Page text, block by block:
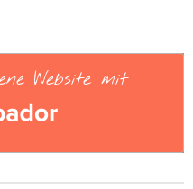
Website mit